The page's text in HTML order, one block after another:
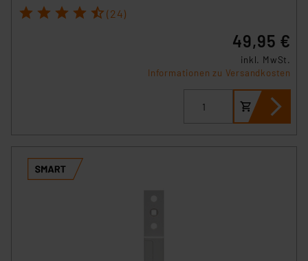
1 2 3 4 5 (24)
49,95 €
inkl. MwSt.
Informationen zu Versandkosten